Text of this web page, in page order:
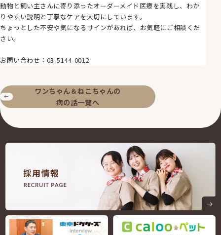
動物と飼い主さんに寄り添ったオーダーメイド医療を実践し、わか
りやすい説明と丁寧なケアを大切にしています。
ちょっとした不安や気になるサインがあれば、お気軽にご相談くだ
さい。
お問い合わせ： 03-5144-0012
ワンちゃん＆ねこちゃんの
病の話一覧へ